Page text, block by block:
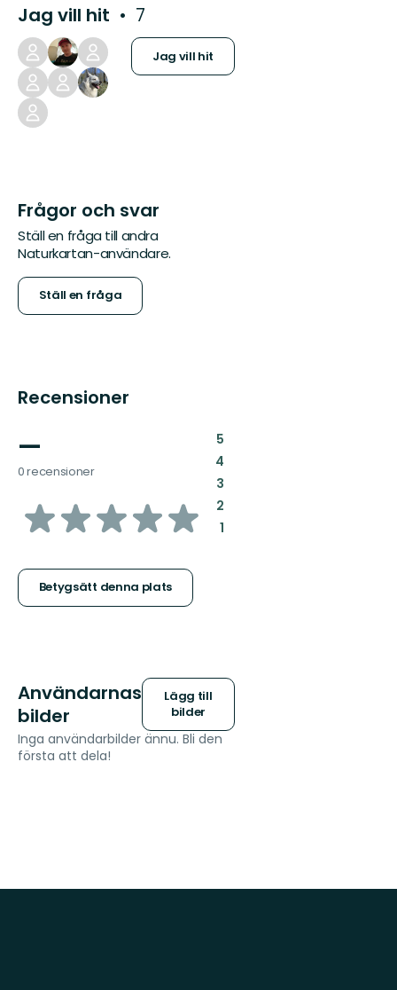
Jag vill hit 7
Jag vill hit
Frågor och svar
Ställ en fråga till andra
Naturkartan-användare.
Ställ en fråga
Recensioner
—
0 recensioner
av
stjärnor
Betygsätt denna plats
5:
4:
3:
2:
1:
Användarnas
bilder
Lägg till
bilder
Inga användarbilder ännu. Bli den
första att dela!